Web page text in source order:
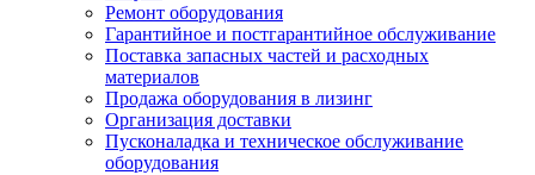
Ремонт оборудования
Гарантийное и постгарантийное обслуживание
Поставка запасных частей и расходных
материалов
Продажа оборудования в лизинг
Организация доставки
Пусконаладка и техническое обслуживание
оборудования